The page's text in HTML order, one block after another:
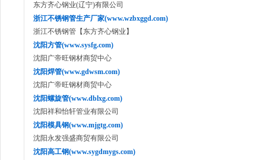
东方齐心钢业(辽宁)有限公司
浙江不锈钢管生产厂家(www.wzbxggd.com)
浙江不锈钢管【东方齐心钢业】
沈阳方管(www.sysfg.com)
沈阳广帝旺钢材商贸中心
沈阳焊管(www.gdwsm.com)
沈阳广帝旺钢材商贸中心
沈阳螺旋管(www.dblxg.com)
沈阳祥和怡轩管业有限公司
沈阳模具钢(www.mjgtg.com)
沈阳永发强盛商贸有限公司
沈阳高工钢(www.sygdmygs.com)